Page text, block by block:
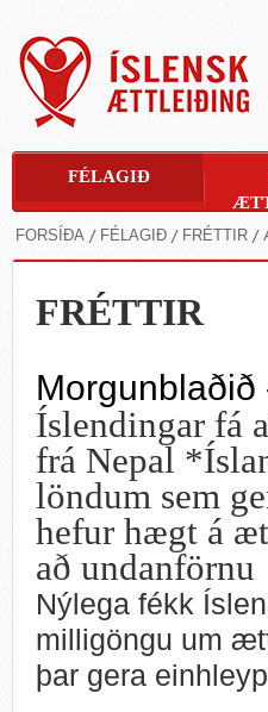
FORSÍÐA FÉLAGIÐ FRÉTTIR
FRÉTTIR
Íslendingar fá
frá Nepal *
löndum sem
hefur hægt á
að undanförnu
Nýlega fékk
milligöngu um
þar gera
FÉLAGIÐ